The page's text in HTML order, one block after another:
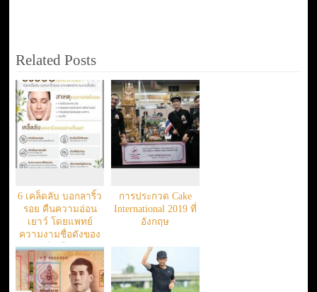
Related Posts
6 เคล็ดลับ บอกลาริ้ว
รอย คืนความอ่อน
เยาว์ โดยแพทย์
ความงามชื่อดังของ
เมืองไทย
การประกวด Cake
International 2019 ที่
อังกฤษ